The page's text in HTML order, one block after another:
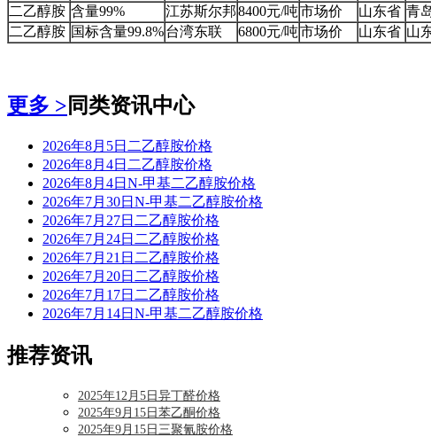
二乙醇胺 含量99% 江苏斯尔邦8400元/吨市场价 山东省 青
二乙醇胺 国标含量99.8%台湾东联 6800元/吨市场价 山东省 山
更多 >同类资讯中心
2026年8月5日二乙醇胺价格
2026年8月4日二乙醇胺价格
2026年8月4日N-甲基二乙醇胺价格
2026年7月30日N-甲基二乙醇胺价格
2026年7月27日二乙醇胺价格
2026年7月24日二乙醇胺价格
2026年7月21日二乙醇胺价格
2026年7月20日二乙醇胺价格
2026年7月17日二乙醇胺价格
2026年7月14日N-甲基二乙醇胺价格
推荐资讯
2025年12月5日异丁醛价格
2025年9月15日苯乙酮价格
2025年9月15日三聚氰胺价格